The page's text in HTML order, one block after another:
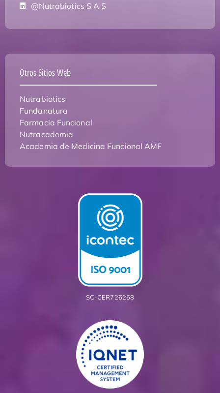
@Nutrabiotics S A S
Otros Sitios Web
Nutrabiotics
Fundanatura
Farmacia Funcional
Nutracademia
Academia de Medicina Funcional AMF
SC-CER726258